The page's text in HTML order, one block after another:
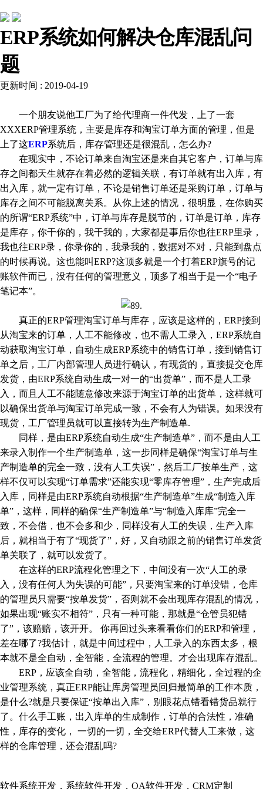
ERP系统如何解决仓库混乱问
题
更新时间 : 2019-04-19
一个朋友说他工厂为了给代理商一件代发，上了一套
XXXERP管理系统，主要是库存和淘宝订单方面的管理，但是
上了这ERP系统后，库存管理还是很混乱，怎么办?
在现实中，不论订单来自淘宝还是来自其它客户，订单与库
存之间都天生就存在着必然的逻辑关联，有订单就有出入库，有
出入库，就一定有订单，不论是销售订单还是采购订单，订单与
库存之间不可能脱离关系。从你上述的情况，很明显，在你购买
的所谓“ERP系统”中，订单与库存是脱节的，订单是订单，库存
是库存，你干你的，我干我的，大家都是事后你也往ERP里录，
我也往ERP录，你录你的，我录我的，数据对不对，只能到盘点
的时候再说。这也能叫ERP?这顶多就是一个打着ERP旗号的记
账软件而已，没有任何的管理意义，顶多了相当于是一个“电子
笔记本”。
真正的ERP管理淘宝订单与库存，应该是这样的，ERP接到
从淘宝来的订单，人工不能修改，也不需人工录入，ERP系统自
动获取淘宝订单，自动生成ERP系统中的销售订单，接到销售订
单之后，工厂内部管理人员进行确认，有现货的，直接提交仓库
发货，由ERP系统自动生成一对一的“出货单”，而不是人工录
入，而且人工不能随意修改来源于淘宝订单的出货单，这样就可
以确保出货单与淘宝订单完成一致，不会有人为错误。如果没有
现货，工厂管理员就可以直接转为生产制造单.
同样，是由ERP系统自动生成“生产制造单”，而不是由人工
来录入制作一个生产制造单，这一步同样是确保“淘宝订单与生
产制造单的完全一致，没有人工失误”，然后工厂按单生产，这
样不仅可以实现“订单需求”还能实现“零库存管理”，生产完成后
入库，同样是由ERP系统自动根据“生产制造单”生成“制造入库
单”，这样，同样的确保“生产制造单”与“制造入库库”完全一
致，不会借，也不会多和少，同样没有人工的失误，生产入库
后，就相当于有了“现货了”，好，又自动跟之前的销售订单发货
单关联了，就可以发货了。
在这样的ERP流程化管理之下，中间没有一次“人工的录
入，没有任何人为失误的可能”，只要淘宝来的订单没错，仓库
的管理员只需要“按单发货”，否则就不会出现库存混乱的情况，
如果出现“账实不相符”，只有一种可能，那就是“仓管员犯错
了”，该赔赔，该开开。 你再回过头来看看你们的ERP和管理，
差在哪了?我估计，就是中间过程中，人工录入的东西太多，根
本就不是全自动，全智能，全流程的管理。才会出现库存混乱。
ERP，应该全自动，全智能，流程化，精细化，全过程的企
业管理系统，真正ERP能让库房管理员回归最简单的工作本质，
是什么?就是只要保证“按单出入库”，别眼花点错看错货品就行
了。什么手工账，出入库单的生成制作，订单的合法性，准确
性，库存的变化， 一切的一切，全交给ERP代替人工来做，这
样的仓库管理，还会混乱吗?
软件系统开发，系统软件开发，OA软件开发，CRM定制